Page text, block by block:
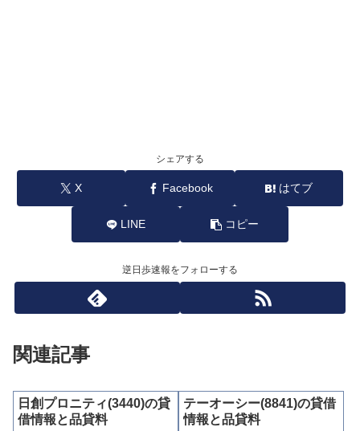
シェアする
X Facebook はてブ
LINE コピー
逆日歩速報をフォローする
関連記事
日創プロニティ(3440)の貸
借情報と品貸料
テーオーシー(8841)の貸借
情報と品貸料